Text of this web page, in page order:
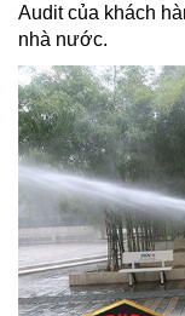
Audit của khách
nhà nước.